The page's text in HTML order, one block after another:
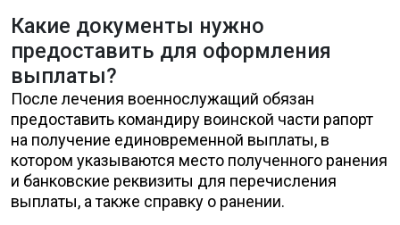
Какие документы нужно
предоставить для оформления
выплаты?
После лечения военнослужащий обязан
предоставить командиру воинской части рапорт
на получение единовременной выплаты, в
котором указываются место полученного ранения
и банковские реквизиты для перечисления
выплаты, а также справку о ранении.